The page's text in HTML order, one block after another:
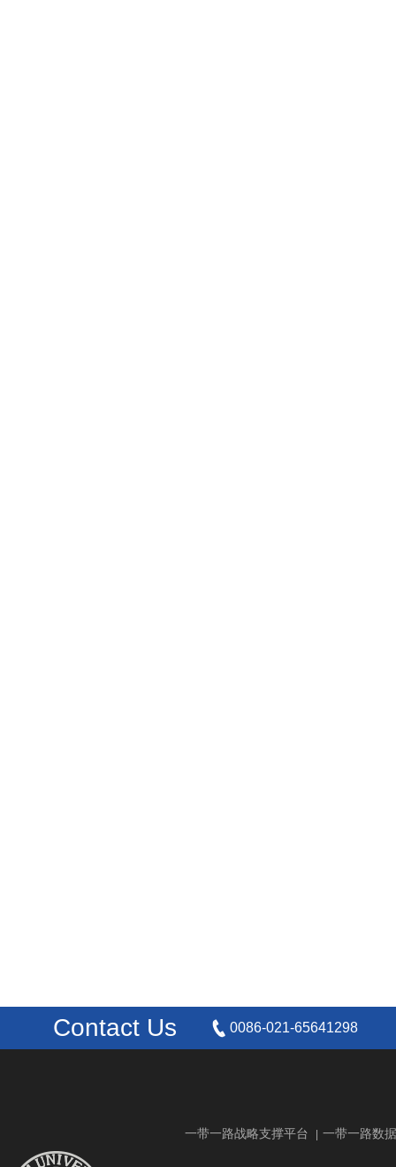
Contact Us 0086-021-65641298
一带一路战略支撑平台 一带一路数